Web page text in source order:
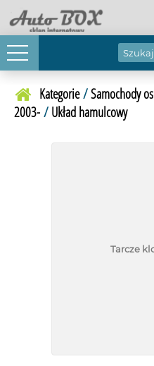
Kategorie/Samochody
2003- / Układ hamulcowy
Tarcze